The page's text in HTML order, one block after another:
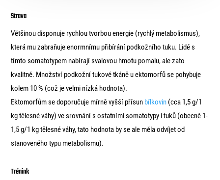
Strava
Většinou disponuje rychlou tvorbou energie (rychlý metabolismus),
která mu zabraňuje enormnímu přibírání podkožního tuku. Lidé s
tímto somatotypem nabírají svalovou hmotu pomalu, ale zato
kvalitně. Množství podkožní tukové tkáně u ektomorfů se pohybuje
kolem 10 % (což je velmi nízká hodnota).
Ektomorfům se doporučuje mírně vyšší přísun bílkovin (cca 1,5 g/1
kg tělesné váhy) ve srovnání s ostatními somatotypy i tuků (obecně 1-
1,5 g/1 kg tělesné váhy, tato hodnota by se ale měla odvíjet od
stanoveného typu metabolismu).
Trénink